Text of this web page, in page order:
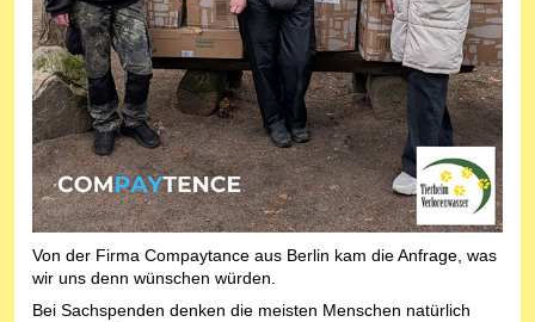
Von der Firma Compaytance aus Berlin kam die Anfrage, was
wir uns denn wünschen würden.
Bei Sachspenden denken die meisten Menschen natürlich